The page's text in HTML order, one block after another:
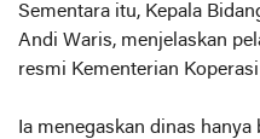
Sementara itu, Kepala
Andi Waris, menjelaskan
resmi Kementerian
Ia menegaskan dinas